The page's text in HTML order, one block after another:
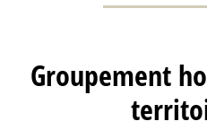
Groupement